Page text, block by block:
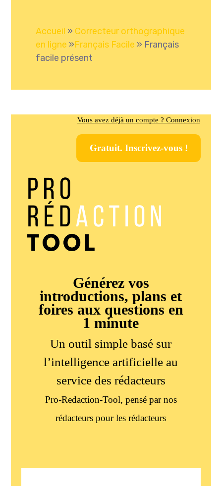
Accueil » Correcteur orthographique
en ligne »Français Facile » Français
facile présent
Vous avez déjà un compte ? Connexion
Gratuit. Inscrivez-vous !
Générez vos
introductions, plans et
foires aux questions en
1 minute
Un outil simple basé sur
l’intelligence artificielle au
service des rédacteurs
Pro-Redaction-Tool, pensé par nos
rédacteurs pour les rédacteurs